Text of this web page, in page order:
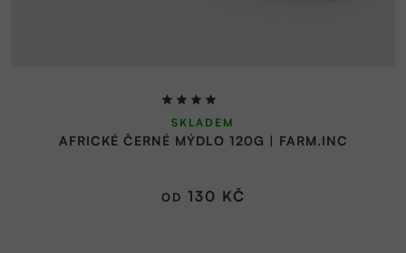
AFRICKÉ ČERNÉ MÝDLO 120G | FARM.INC
Průměrné
hodnocení
produktu
SKLADEM
OD 130 KČ